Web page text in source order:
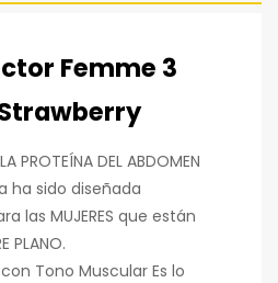
Femme 3
DEL ABDOMEN
ha sido diseñada
las MUJERES que están
PLANO.
Tono Muscular Es lo